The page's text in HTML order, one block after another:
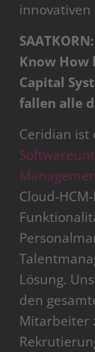
Know How
Capital
fallen alle
Ceridian ist
Cloud-
Lösung.
den
Mitarbeiter